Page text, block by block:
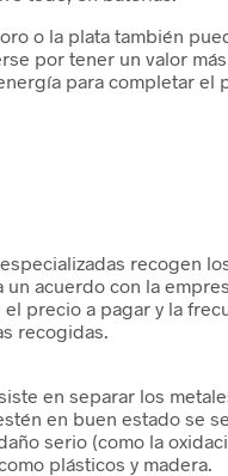
o la plata también
por tener un valor
para completar el
recogen
un acuerdo con la
precio a pagar y la
recogidas.
en separar los
en buen estado se
serio (como la
plásticos y madera.